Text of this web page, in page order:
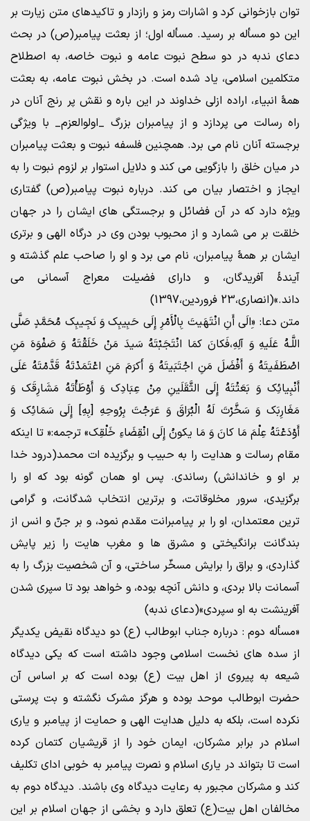
توان بازخوانی کرد و اشارات رمز و رازدار و تاکیدهای متن زیارت بر
این دو مسأله بر رسید. مسأله اول؛ از بعثت پیامبر(ص) در بحث
دعای ندبه در دو سطح نبوت عامه و نبوت خاصه، به اصطلاح
متکلمین اسلامی، یاد شده است. در بخش نبوت عامه، به بعثت
همۀ انبیاء، اراده ازلی خداوند در این باره و نقش پر رنج آنان در
راه رسالت می پردازد و از پیامبران بزرگ _اولوالعزم_ با ویژگی
برجسته آنان نام می برد. همچنین فلسفه نبوت و بعثت پیامبران
در میان خلق را بازگویی می کند و دلایل استوار بر لزوم نبوت را به
ایجاز و اختصار بیان می کند. درباره نبوت پیامبر(ص) گفتاری
ویژه دارد که در آن فضائل و برجستگی های ایشان را در جهان
خلقت بر می شمارد و از محبوب بودن وی در درگاه الهی و برتری
ایشان بر همۀ پیامبران، نام می برد و او را صاحب علم گذشته و
آیندۀ آفریدگان، و دارای فضیلت معراج آسمانی می
داند.»(انصاری،23 فروردین،1397)
متن دعا: «ِالَی أَنِ انْتَهَیتَ بِالْأَمْرِ إِلَی حَبِیبِک وَ نَجِیبِک مُحَمَّدٍ صَلَّی
اللَّـهُ عَلَیهِ وَ آلِهِ،فَکانَ کمَا انْتَجَبْتَهُ سَیدَ مَنْ خَلَقْتَهُ وَ صَفْوَهَ مَنِ
اصْطَفَیتَهُ وَ أَفْضَلَ مَنِ اجْتَبَیتَهُ وَ أَکرَمَ مَنِ اعْتَمَدْتَهُ قَدَّمْتَهُ عَلَی
أَنْبِیائِک وَ بَعَثْتَهُ إِلَی الثَّقَلَینِ مِنْ عِبَادِک وَ أَوْطَأْتَهُ مَشَارِقَک وَ
مَغَارِبَک وَ سَخَّرْتَ لَهُ الْبُرَاقَ وَ عَرَجْتَ بِرُوحِهِ [بِهِ] إِلَی سَمَائِک وَ
أَوْدَعْتَهُ عِلْمَ مَا کانَ وَ مَا یکونُ إِلَی انْقِضَاءِ خَلْقِک» ترجمه:« تا اینکه
مقام رسالت و هدایت را به حبیب و برگزیده ات محمد(درود خدا
بر او و خاندانش) رساندی. پس او همان گونه بود که او را
برگزیدی، سرور مخلوقاتت، و برترین انتخاب شدگانت، و گرامی
ترین معتمدان، او را بر پیامبرانت مقدم نمود، و بر جنّ و انس از
بندگانت برانگیختی و مشرق ها و مغرب هایت را زیر پایش
گذاردی، و براق را برایش مسخّر ساختی، و آن شخصیت بزرگ را به
آسمانت بالا بردی، و دانش آنچه بوده، و خواهد بود تا سپری شدن
آفرینشت به او سپردی»(دعای ندبه)
«مسأله دوم : درباره جناب ابوطالب (ع) دو دیدگاه نقیض یکدیگر
از سده های نخست اسلامی وجود داشته است که یکی دیدگاه
شیعه به پیروی از اهل بیت (ع) بوده است که بر اساس آن
حضرت ابوطالب موحد بوده و هرگز مشرک نگشته و بت پرستی
نکرده است، بلکه به دلیل هدایت الهی و حمایت از پیامبر و یاری
اسلام در برابر مشرکان، ایمان خود را از قریشیان کتمان کرده
است تا بتواند در یاری اسلام و نصرت پیامبر به خوبی ادای تکلیف
کند و مشرکان مجبور به رعایت دیدگاه وی باشند. دیدگاه دوم به
مخالفان اهل بیت(ع) تعلق دارد و بخشی از جهان اسلام بر این